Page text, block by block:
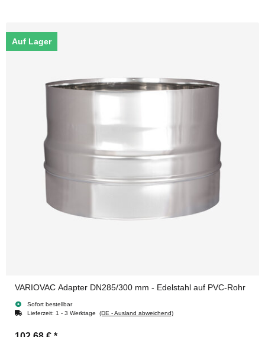
Auf Lager
VARIOVAC Adapter DN285/300 mm - Edelstahl auf PVC-Rohr
Sofort bestellbar
Lieferzeit: 1 - 3 Werktage (DE - Ausland abweichend)